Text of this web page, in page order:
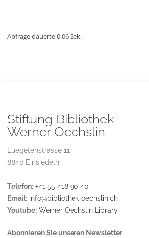
Abfrage dauerte 0.06 Sek.
Stiftung Bibliothek
Werner Oechslin
Luegetenstrasse 11
8840 Einsiedeln
Telefon: +41 55 418 90 40
Email: info@bibliothek-oechslin.ch
Youtube: Werner Oechslin Library
Abonnieren Sie unseren Newsletter